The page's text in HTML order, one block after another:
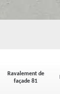
Ravalement de
façade 81